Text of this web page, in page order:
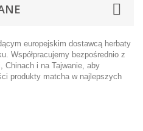
europejskim dostawcą herbaty
Współpracujemy bezpośrednio z
Chinach i na Tajwanie, aby
produkty matcha w najlepszych